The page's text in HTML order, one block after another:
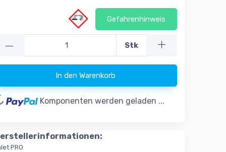
Gefahrenhinweis
— Stk
In den Warenkorb
Komponenten werden geladen ...
PRO